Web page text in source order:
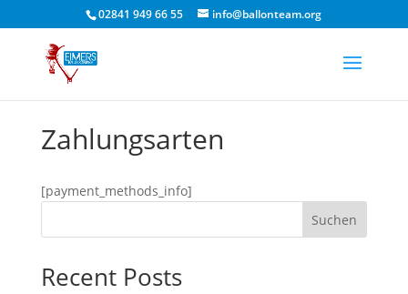
02841 949 66 55 info@ballonteam.org
Zahlungsarten
[payment_methods_info]
Suchen
Recent Posts